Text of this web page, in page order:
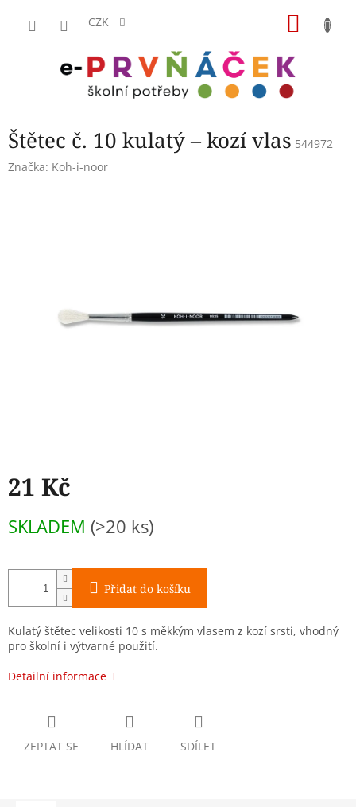
CZK
Štětec č. 10 kulatý – kozí vlas 544972
Značka: Koh-i-noor
21 Kč
cena:
SKLADEM (>20 ks)
Přidat do košíku
Kulatý štětec velikosti 10 s měkkým vlasem z kozí srsti, vhodný
pro školní i výtvarné použití.
Detailní informace
ZEPTAT SE HLÍDAT SDÍLET